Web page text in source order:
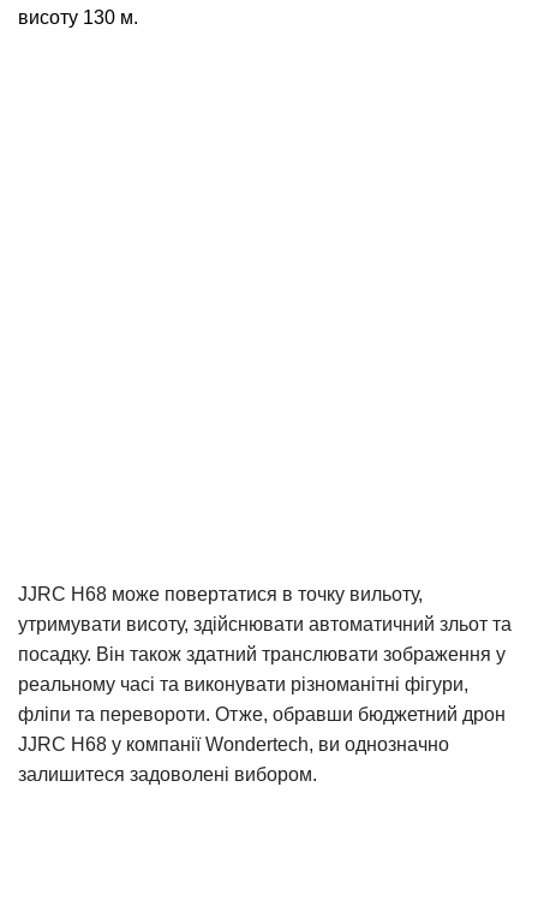
висоту 130 м.
JJRC H68 може повертатися в точку вильоту,
утримувати висоту, здійснювати автоматичний зльот та
посадку. Він також здатний транслювати зображення у
реальному часі та виконувати різноманітні фігури,
фліпи та перевороти. Отже, обравши бюджетний дрон
JJRC H68 у компанії Wondertech, ви однозначно
залишитеся задоволені вибором.